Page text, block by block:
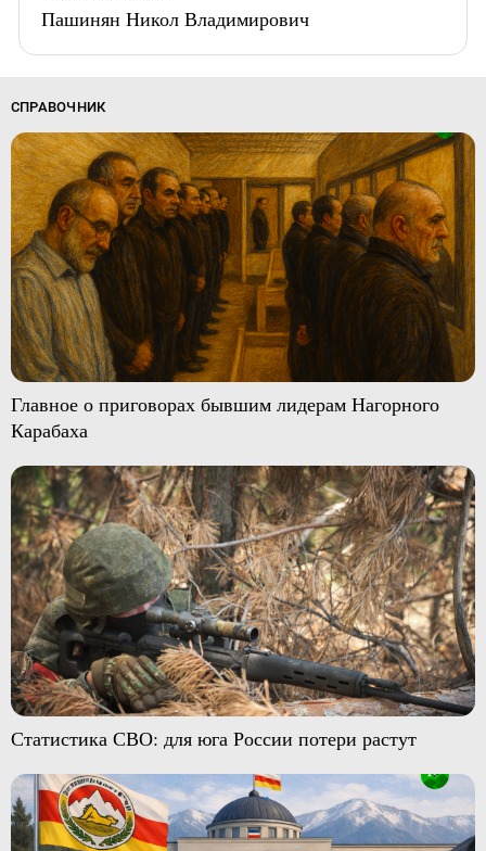
Пашинян Никол Владимирович
СПРАВОЧНИК
Главное о приговорах бывшим лидерам Нагорного
Карабаха
Статистика СВО: для юга России потери растут